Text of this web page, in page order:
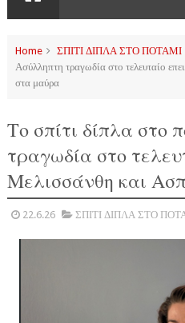
Home ΣΠΙΤΙ ΔΙΠΛΑ ΣΤΟ ΠΟΤΑΜΙ
Ασύλληπτη τραγωδία στο τελευταίο
στα μαύρα
Το σπίτι δίπλα στο
τραγωδία στο
Μελισσάνθη και
22.6.26 ΣΠΙΤΙ ΔΙΠΛΑ ΣΤΟ